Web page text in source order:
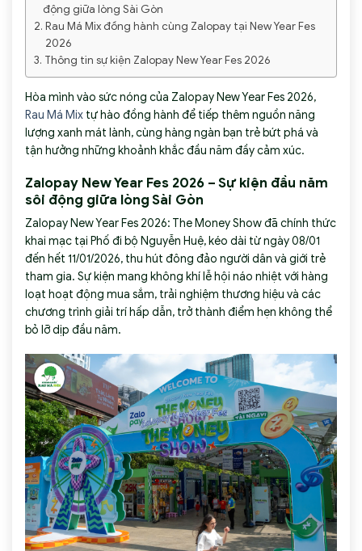
động giữa lòng Sài Gòn
Rau Má Mix đồng hành cùng Zalopay tại New Year Fes
2026
Thông tin sự kiện Zalopay New Year Fes 2026
Hòa mình vào sức nóng của Zalopay New Year Fes 2026,
Rau Má Mix tự hào đồng hành để tiếp thêm nguồn năng
lượng xanh mát lành, cùng hàng ngàn bạn trẻ bứt phá và
tận hưởng những khoảnh khắc đầu năm đầy cảm xúc.
Zalopay New Year Fes 2026 – Sự kiện đầu năm
sôi động giữa lòng Sài Gòn
Zalopay New Year Fes 2026: The Money Show đã chính thức
khai mạc tại Phố đi bộ Nguyễn Huệ, kéo dài từ ngày 08/01
đến hết 11/01/2026, thu hút đông đảo người dân và giới trẻ
tham gia. Sự kiện mang không khí lễ hội náo nhiệt với hàng
loạt hoạt động mua sắm, trải nghiệm thương hiệu và các
chương trình giải trí hấp dẫn, trở thành điểm hẹn không thể
bỏ lỡ dịp đầu năm.